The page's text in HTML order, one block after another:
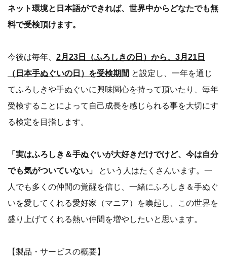
ネット環境と日本語ができれば、世界中からどなたでも無
料で受検頂けます。
今後は毎年、 2月23日（ふろしきの日）から、3月21日
（日本手ぬぐいの日）を受検期間 と設定し、一年を通じ
てふろしきや手ぬぐいに興味関心を持って頂いたり、毎年
受検することによって自己成長を感じられる事を大切にす
る検定を目指します。
「実はふろしき＆手ぬぐいが大好きだけでけど、今は自分
でも気がついていない」
という人はたくさんいます。一
人でも多くの仲間の覚醒を信じ、一緒にふろしき＆手ぬぐ
いを愛してくれる愛好家（マニア）を喚起し、この世界を
盛り上げてくれる熱い仲間を増やしたいと思います。
【製品・サービスの概要】